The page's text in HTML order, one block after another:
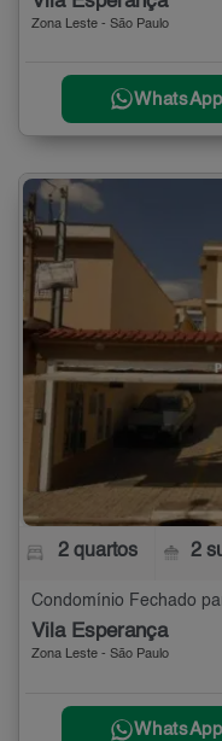
Zona Leste - São Paulo
WhatsApp
2 quartos 2
Vila Esperança
Zona Leste - São Paulo
WhatsApp